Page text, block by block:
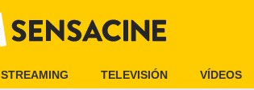
STREAMING TELEVISIÓN VÍDEOS